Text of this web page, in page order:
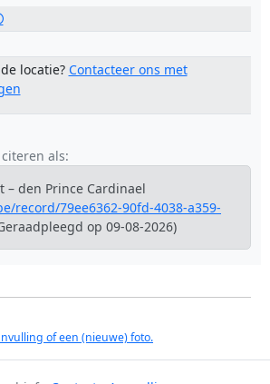
locatie? Contacteer ons met
als:
– den Prince Cardinael
record/79ee6362-90fd-4038-a359-
op 09-08-2026)
of een (nieuwe) foto.